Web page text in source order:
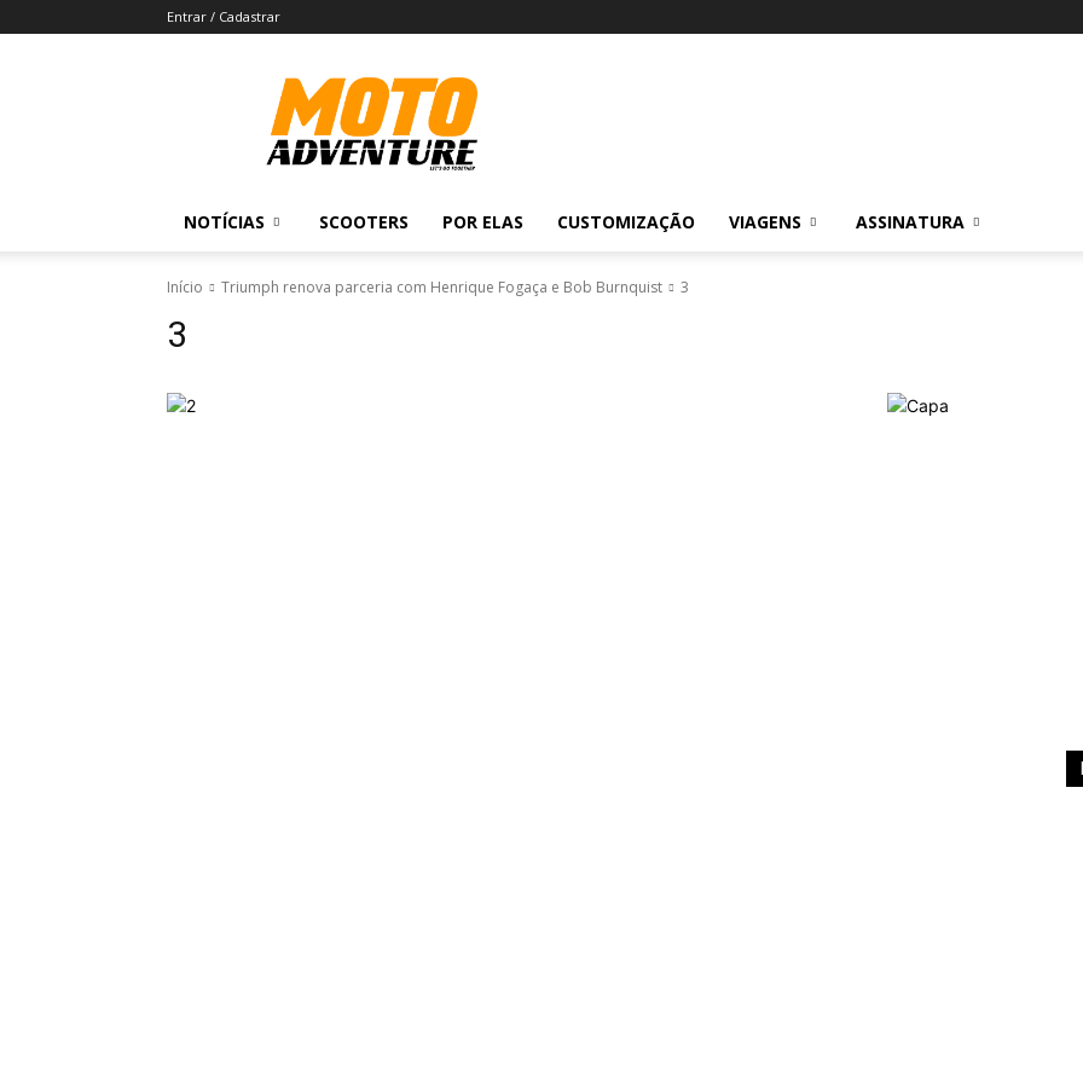
Entrar / Cadastrar
Revista
Moto
Adventure
NOTÍCIAS SCOOTERS POR ELAS CUSTOMIZAÇÃO VIAGENS ASSINATURA
Início Triumph renova parceria com Henrique Fogaça e Bob Burnquist 3
3